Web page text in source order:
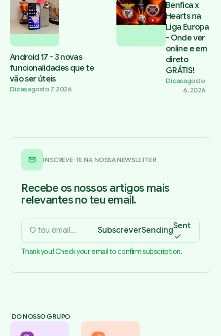
Android 17 - 3 novas
funcionalidades que te
vão ser úteis
Dicasagosto 7, 2026
Benfica x
Hearts na
Liga Europa
- Onde ver
online e em
direto
GRÁTIS!
Dicasagosto
6, 2026
INSCREVE-TE NA NOSSA NEWSLETTER
Recebe os nossos artigos mais
relevantes no teu email.
SubscreverSendingSent
Thank you! Check your email to confirm subscription.
DO NOSSO GRUPO